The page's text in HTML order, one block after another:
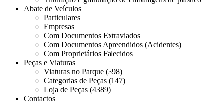
Abate de Veículos
Particulares
Empresas
Com Documentos Extraviados
Com Documentos Apreendidos (Acidentes)
Com Proprietários Falecidos
Peças e Viaturas
Viaturas no Parque (398)
Categorias de Peças (147)
Loja de Peças (4389)
Contactos